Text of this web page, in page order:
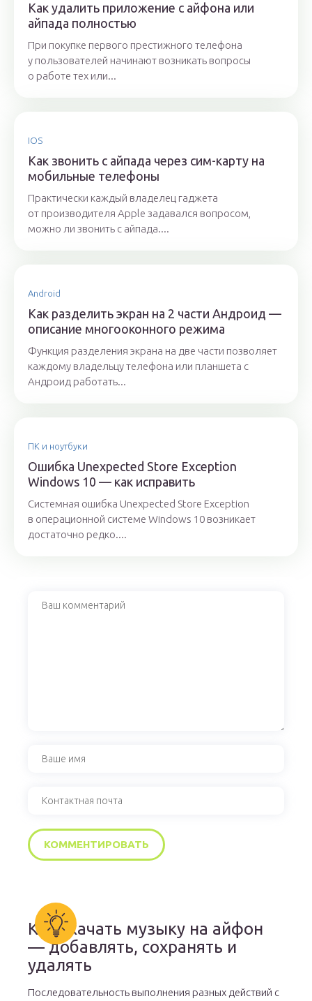
Как удалить приложение с айфона или
айпада полностью
При покупке первого престижного телефона
у пользователей начинают возникать вопросы
о работе тех или...
IOS
Как звонить с айпада через сим-карту на
мобильные телефоны
Практически каждый владелец гаджета
от производителя Apple задавался вопросом,
можно ли звонить с айпада....
Android
Как разделить экран на 2 части Андроид —
описание многооконного режима
Функция разделения экрана на две части позволяет
каждому владельцу телефона или планшета с
Андроид работать...
ПК и ноутбуки
Ошибка Unexpected Store Exception
Windows 10 — как исправить
Системная ошибка Unexpected Store Exception
в операционной системе Windows 10 возникает
достаточно редко....
Как скачать музыку на айфон
— добавлять, сохранять и
удалять
Последовательность выполнения разных действий с